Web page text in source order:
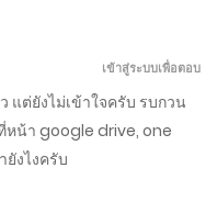
แต่ยังไม่เข้าใจครับ รบกวน
หน้า google drive, one
งไงครับ
เข้าสู่ระบบเพื่อตอบ